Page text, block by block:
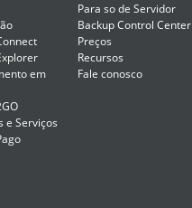
em
e Serviços
Para so de Servidor
Backup Control Center
Preços
Recursos
Fale conosco